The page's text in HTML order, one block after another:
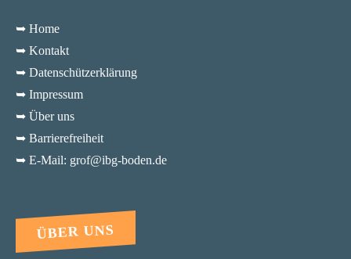
➥ Home
➥ Kontakt
➥ Datenschützerklärung
➥ Impressum
➥ Über uns
➥ Barrierefreiheit
➥ E-Mail: grof@ibg-boden.de
ÜBER UNS